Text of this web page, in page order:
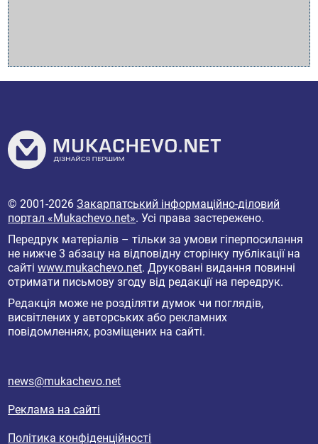
© 2001-2026Закарпатський інформаційно-діловий
портал «Mukachevo.net». Усі права застережено.
Передрук матеріалів – тільки за умови гіперпосилання
не нижче 3 абзацу на відповідну сторінку публікації на
сайтіwww.mukachevo.net. Друковані видання повинні
отримати письмову згоду від редакції на передрук.
Редакція може не розділяти думок чи поглядів,
висвітлених у авторських або рекламних
повідомленнях, розміщених на сайті.
news@mukachevo.net
Реклама на сайті
Політика конфіденційності